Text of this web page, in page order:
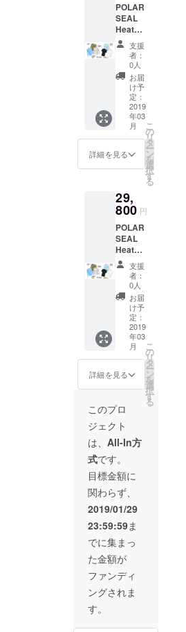
POLAR
SEAL
Heated
Tops（
半袖）
2着※送
料無料
支援
者：
0人
お届
け予
定：
2019
年03
月
詳細を見る
こ
の
リ
タ
ー
ン
を
選
択
す
る
29,
800 円
POLAR
SEAL
Heated
Tops（
長袖）
2着※送
料無料
支援
者：
0人
お届
け予
定：
2019
年03
月
詳細を見る
こ
の
リ
タ
ー
ン
を
選
択
す
る
このプロ
ジェクト
は、 All-In方
式です。
目標金額に
関わらず、
2019/01/29
23:59:59ま
でに集まっ
た金額が
ファンディ
ングされま
す。